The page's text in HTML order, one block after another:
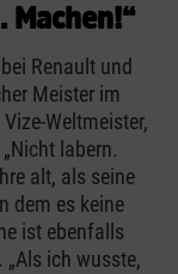
Machen!“
Renault und
Meister im
Weltmeister,
labern.
alt, als seine
dem es keine
ist ebenfalls
ich wusste,